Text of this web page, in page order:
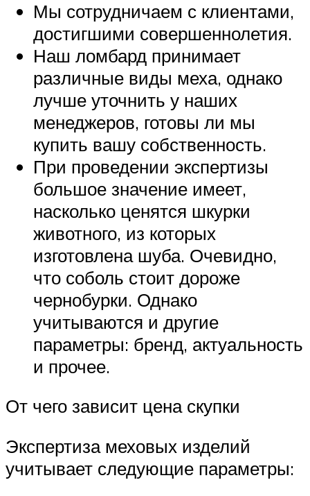
Мы сотрудничаем с клиентами,
достигшими совершеннолетия.
Наш ломбард принимает
различные виды меха, однако
лучше уточнить у наших
менеджеров, готовы ли мы
купить вашу собственность.
При проведении экспертизы
большое значение имеет,
насколько ценятся шкурки
животного, из которых
изготовлена шуба. Очевидно,
что соболь стоит дороже
чернобурки. Однако
учитываются и другие
параметры: бренд, актуальность
и прочее.
От чего зависит цена скупки
Экспертиза меховых изделий
учитывает следующие параметры: